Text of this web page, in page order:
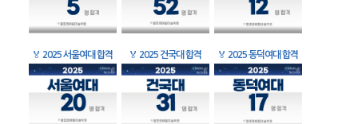
🏅 2025 서울여대 합격 🏅 2025 건국대 합격 🏅 2025 동덕여대 합격